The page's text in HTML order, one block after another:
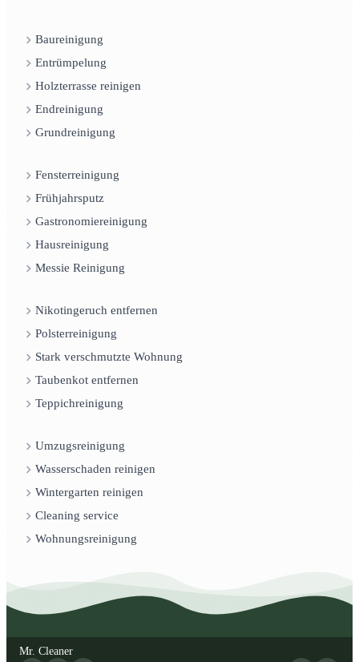
Baureinigung
Entrümpelung
Holzterrasse reinigen
Endreinigung
Grundreinigung
Fensterreinigung
Frühjahrsputz
Gastronomiereinigung
Hausreinigung
Messie Reinigung
Nikotingeruch entfernen
Polsterreinigung
Stark verschmutzte Wohnung
Taubenkot entfernen
Teppichreinigung
Umzugsreinigung
Wasserschaden reinigen
Wintergarten reinigen
Cleaning service
Wohnungsreinigung
Mr. Cleaner